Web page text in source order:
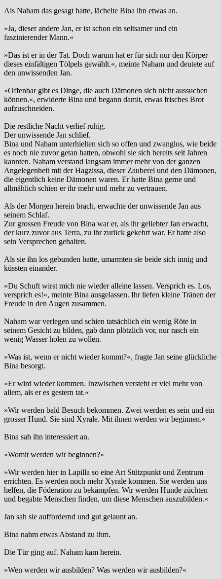
Als Naham das gesagt hatte, lächelte Bina ihn etwas an.
»Ja, dieser andere Jan, er ist schon ein seltsamer und ein
faszinierender Mann.«
»Das ist er in der Tat. Doch warum hat er für sich nur den Körper
dieses einfältigen Tölpels gewählt.«, meinte Naham und deutete auf
den unwissenden Jan.
»Offenbar gibt es Dinge, die auch Dämonen sich nicht aussuchen
können.«, erwiderte Bina und begann damit, etwas frisches Brot
aufzuschneiden.
Die restliche Nacht verlief ruhig.
Der unwissende Jan schlief.
Bina und Naham unterhielten sich so offen und zwanglos, wie beide
es noch nie zuvor getan hatten, obwohl sie sich bereits seit Jahren
kannten. Naham verstand langsam immer mehr von der ganzen
Angelegenheit mit der Hagzissa, dieser Zauberei und den Dämonen,
die eigentlich keine Dämonen waren. Er hatte Bina gerne und
allmählich schien er ihr mehr und mehr zu vertrauen.
Als der Morgen herein brach, erwachte der unwissende Jan aus
seinem Schlaf.
Zur grossen Freude von Bina war er, als ihr geliebter Jan erwacht,
der kurz zuvor aus Terra, zu ihr zurück gekehrt war. Er hatte also
sein Versprechen gehalten.
Als sie ihn los gebunden hatte, umarmten sie beide sich innig und
küssten einander.
»Du Schuft wirst mich nie wieder alleine lassen. Versprich es. Los,
versprich es!«, meinte Bina ausgelassen. Ihr liefen kleine Tränen der
Freude in den Augen zusammen.
Naham war verlegen und schien tatsächlich ein wenig Röte in
seinem Gesicht zu bilden, gab dann plötzlich vor, nur rasch ein
wenig Wasser holen zu wollen.
»Was ist, wenn er nicht wieder kommt?«, fragte Jan seine glückliche
Bina besorgt.
»Er wird wieder kommen. Inzwischen versteht er viel mehr von
allem, als er es gestern tat.«
»Wir werden bald Besuch bekommen. Zwei werden es sein und ein
grosser Hund. Sie sind Xyrale. Mit ihnen werden wir beginnen.«
Bina sah ihn interessiert an.
»Womit werden wir beginnen?«
»Wir werden hier in Lapilla so eine Art Stützpunkt und Zentrum
errichten. Es werden noch mehr Xyrale kommen. Sie werden uns
helfen, die Föderation zu bekämpfen. Wir werden Hunde züchten
und begabte Menschen finden, um diese Menschen auszubilden.«
Jan sah sie auffordernd und gut gelaunt an.
Bina nahm etwas Abstand zu ihm.
Die Tür ging auf. Naham kam herein.
»Wen werden wir ausbilden? Was werden wir ausbilden?«